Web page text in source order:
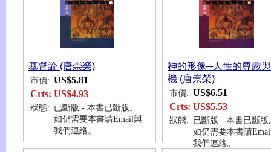
基督論 (唐崇榮)
市價: US$5.81
Crts: US$4.93
狀態: 已斷版 - 本書已斷版。
如仍需要本書請Email與
我們連絡。
神的形像─人性的尊嚴
機 (唐崇榮)
市價: US$6.51
Crts: US$5.53
狀態: 已斷版 - 本書已斷版
如仍需要本書請
我們連絡。